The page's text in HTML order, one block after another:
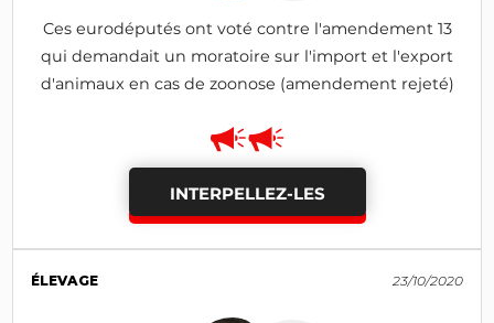
Ces eurodéputés ont voté contre l'amendement 13
qui demandait un moratoire sur l'import et l'export
d'animaux en cas de zoonose (amendement rejeté)
INTERPELLEZ-LES
ÉLEVAGE 23/10/2020